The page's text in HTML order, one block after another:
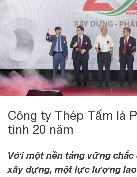
Công ty Thép Tấm lá
tình 20 năm
Với một nền tảng vững chắc
xây dựng, một lực lượng lao